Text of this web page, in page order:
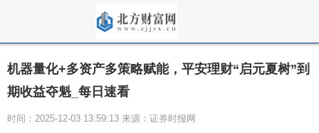
机器量化+多资产多策略赋能，平安理财“启元夏树”到
期收益夺魁_每日速看
时间：2025-12-03 13:59:13 来源：证券时报网